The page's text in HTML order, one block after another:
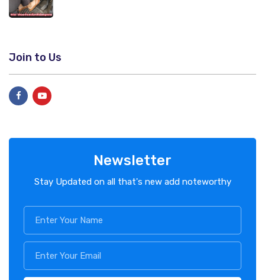
Join to Us
Newsletter
Stay Updated on all that's new add noteworthy